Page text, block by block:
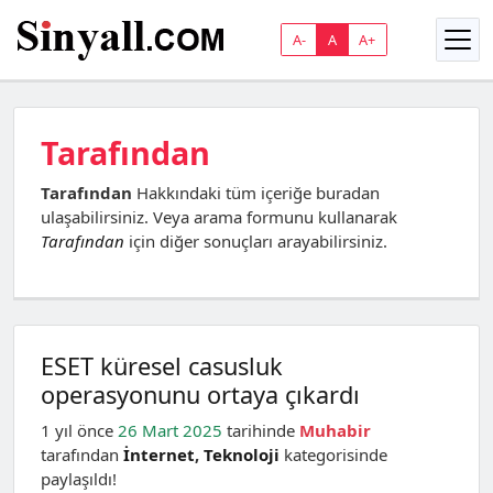
A- A A+
Tarafından
Tarafından Hakkındaki tüm içeriğe buradan
ulaşabilirsiniz. Veya arama formunu kullanarak
Tarafından için diğer sonuçları arayabilirsiniz.
ESET küresel casusluk
operasyonunu ortaya çıkardı
1 yıl önce 26 Mart 2025 tarihinde Muhabir
tarafından İnternet, Teknoloji kategorisinde
paylaşıldı!